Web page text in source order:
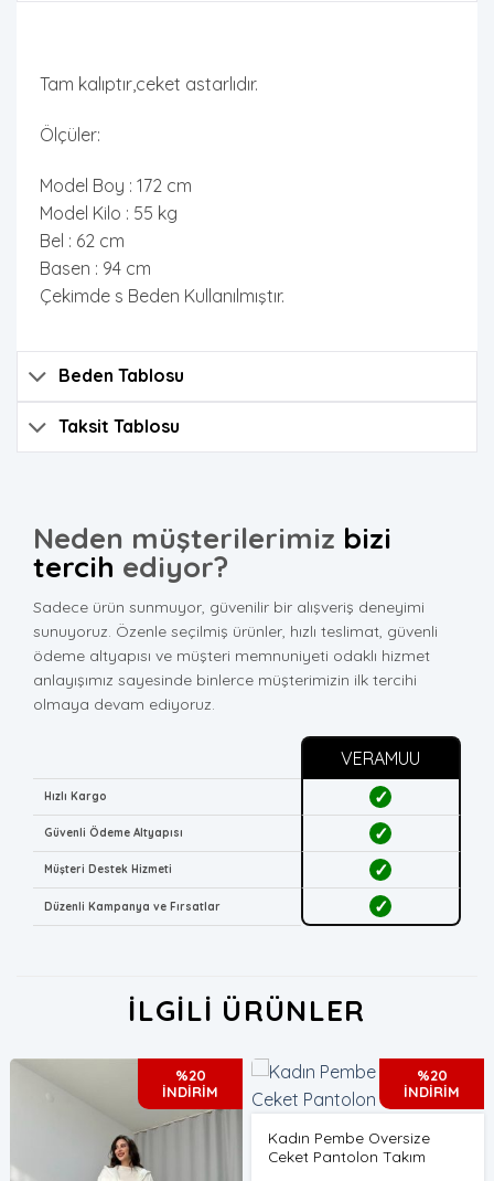
Tam kalıptır,ceket astarlıdır.
Ölçüler:
Model Boy : 172 cm
Model Kilo : 55 kg
Bel : 62 cm
Basen : 94 cm
Çekimde s Beden Kullanılmıştır.
Beden Tablosu
Taksit Tablosu
Neden müşterilerimiz bizi
tercih ediyor?
Sadece ürün sunmuyor, güvenilir bir alışveriş deneyimi
sunuyoruz. Özenle seçilmiş ürünler, hızlı teslimat, güvenli
ödeme altyapısı ve müşteri memnuniyeti odaklı hizmet
anlayışımız sayesinde binlerce müşterimizin ilk tercihi
olmaya devam ediyoruz.
VERAMUU
Hızlı Kargo ✓
Güvenli Ödeme Altyapısı ✓
Müşteri Destek Hizmeti ✓
Düzenli Kampanya ve Fırsatlar ✓
İLGILI ÜRÜNLER
%20
İNDİRİM
%20
İNDİRİM
Kadın Pembe Oversize
Ceket Pantolon Takım